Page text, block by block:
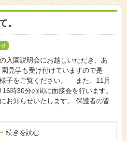
。
入園説明会にお越しいただき、あ
見学も受け付けていますので是
子をご覧ください。 また、11月
時30分の間に面接会を行います。
お知らせいたします。 保護者の皆
続きを読む